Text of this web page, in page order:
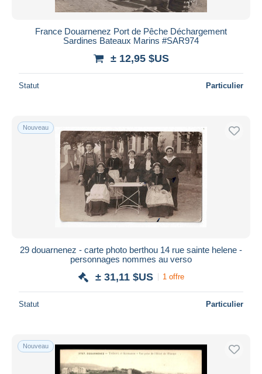
France Douarnenez Port de Pêche Déchargement
Sardines Bateaux Marins #SAR974
± 12,95 $US
Statut Particulier
Nouveau
29 douarnenez - carte photo berthou 14 rue sainte helene -
personnages nommes au verso
± 31,11 $US 1 offre
Statut Particulier
Nouveau